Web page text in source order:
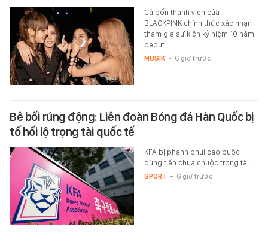
Cả bốn thành viên của
BLACKPINK chính thức xác nhận
tham gia sự kiện kỷ niệm 10 năm
debut.
MUSIK - 6 giờ trước
Bê bối rúng động: Liên đoàn Bóng đá Hàn Quốc bị
tố hối lộ trọng tài quốc tế
KFA bị phanh phui cáo buộc
dùng tiền chua chuộc trọng tài.
SPORT - 6 giờ trước